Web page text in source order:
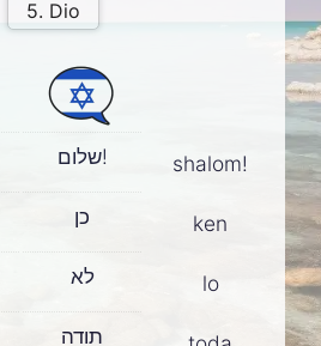
שלום! shalom!
כן ken
לא lo
תודה